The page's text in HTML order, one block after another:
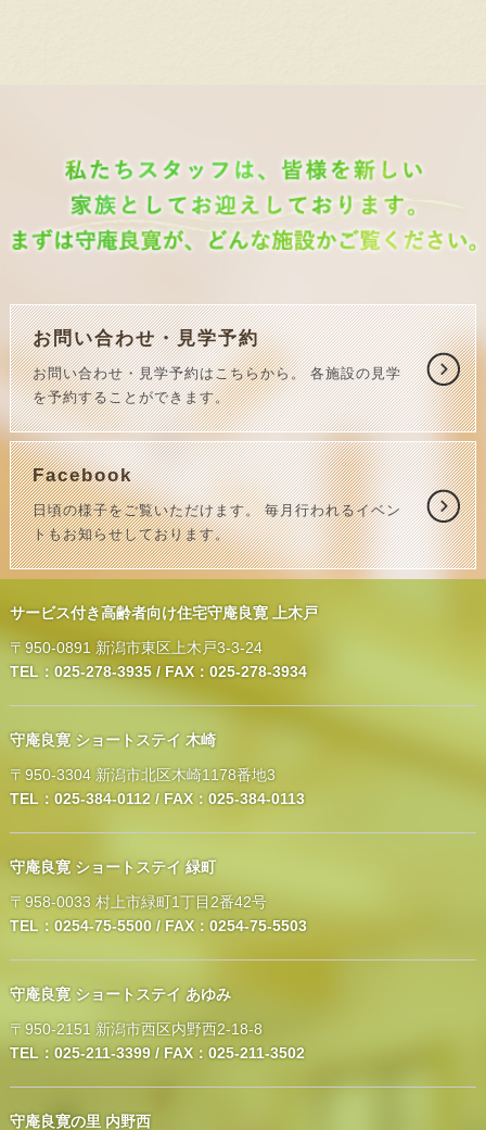
お問い合わせ・見学予約
お問い合わせ・見学予約はこちらから。 各施設の見学
を予約することができます。
Facebook
日頃の様子をご覧いただけます。 毎月行われるイベン
トもお知らせしております。
サービス付き高齢者向け住宅守庵良寛 上木戸
〒950-0891 新潟市東区上木戸3-3-24
TEL：025-278-3935 / FAX：025-278-3934
守庵良寛 ショートステイ 木崎
〒950-3304 新潟市北区木崎1178番地3
TEL：025-384-0112 / FAX：025-384-0113
守庵良寛 ショートステイ 緑町
〒958-0033 村上市緑町1丁目2番42号
TEL：0254-75-5500 / FAX：0254-75-5503
守庵良寛 ショートステイ あゆみ
〒950-2151 新潟市西区内野西2-18-8
TEL：025-211-3399 / FAX：025-211-3502
守庵良寛の里 内野西